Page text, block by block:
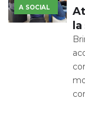
A SOCIAL